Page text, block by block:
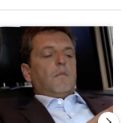
en los
qué 'nonoslodieron' a
de tendencia con el